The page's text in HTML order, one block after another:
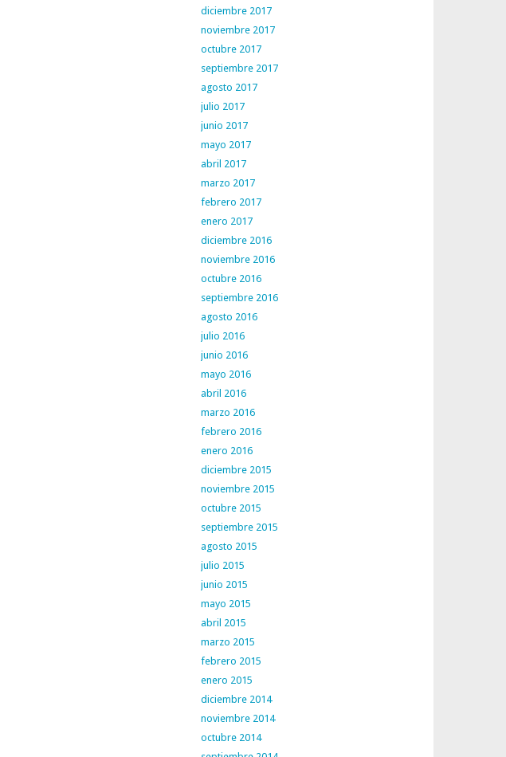
diciembre 2017
noviembre 2017
octubre 2017
septiembre 2017
agosto 2017
julio 2017
junio 2017
mayo 2017
abril 2017
marzo 2017
febrero 2017
enero 2017
diciembre 2016
noviembre 2016
octubre 2016
septiembre 2016
agosto 2016
julio 2016
junio 2016
mayo 2016
abril 2016
marzo 2016
febrero 2016
enero 2016
diciembre 2015
noviembre 2015
octubre 2015
septiembre 2015
agosto 2015
julio 2015
junio 2015
mayo 2015
abril 2015
marzo 2015
febrero 2015
enero 2015
diciembre 2014
noviembre 2014
octubre 2014